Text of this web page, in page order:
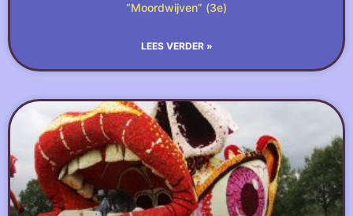
“Moordwijven” (3e)
LEES VERDER »